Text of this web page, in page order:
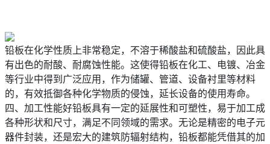
铅板在化学性质上非常稳定，不溶于稀酸盐和硫酸盐，因此具
有出色的耐酸、耐腐蚀性能。这使得铅板在化工、电镀、冶金
等行业中得到广泛应用，作为储罐、管道、设备衬里等材料
的，有效抵御各种化学物质的侵蚀，延长设备的使用寿命。
四、加工性能好铅板具有一定的延展性和可塑性，易于加工成
各种形状和尺寸，满足不同领域的需求。无论是精密的电子元
器件封装，还是宏大的建筑防辐射结构，铅板都能凭借其的加